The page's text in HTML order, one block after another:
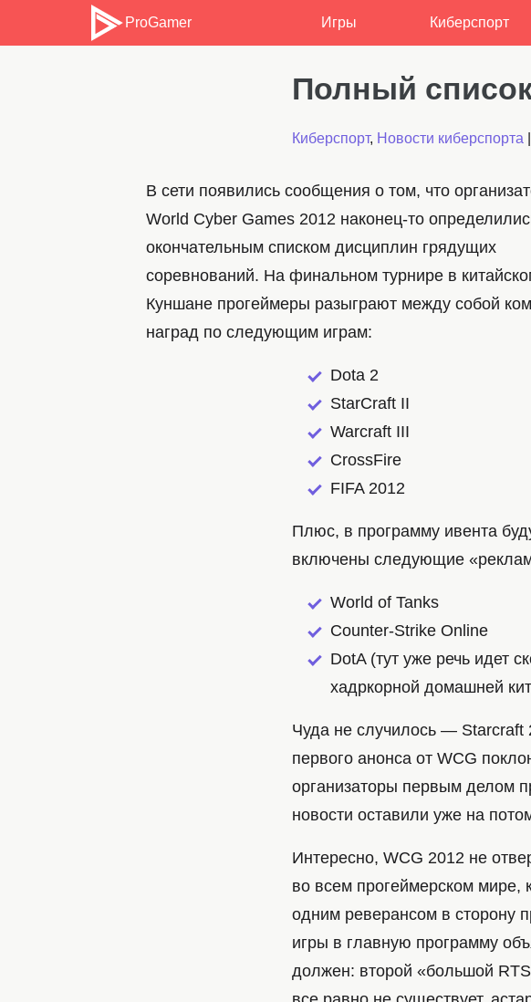
ProGamer Игры Киберспорт
Полный
Киберспорт, Новости киберспорта
В сети появились сообщения о том, что
World Cyber Games 2012 наконец-то
окончательным списком дисциплин грядущих
соревнований. На финальном турнире в
Куншане прогеймеры разыграют между собой
наград по следующим играм:
Dota 2
StarCraft II
Warcraft III
CrossFire
FIFA 2012
Плюс, в программу ивента
включены следующие
World of Tanks
Counter-Strike Online
DotA (тут уже речь идет
хадркорной домашней
Чуда не случилось — Starcraft
первого анонса от WCG
организаторы первым делом
новости оставили уже на
Интересно, WCG 2012 не
во всем прогеймерском мире,
одним реверансом в сторону
игры в главную программу
должен: второй «большой